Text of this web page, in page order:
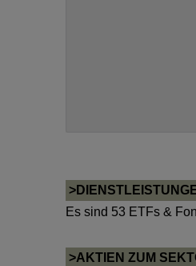
Es sind 53 ETFs &
>AKTIEN ZUM